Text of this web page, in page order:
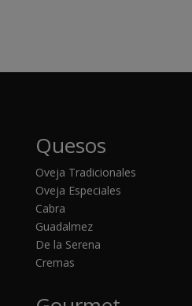
Quesos
Oveja Tradicionales
Oveja Especiales
Cabra
Guadalmez
De la Serena
Cremas